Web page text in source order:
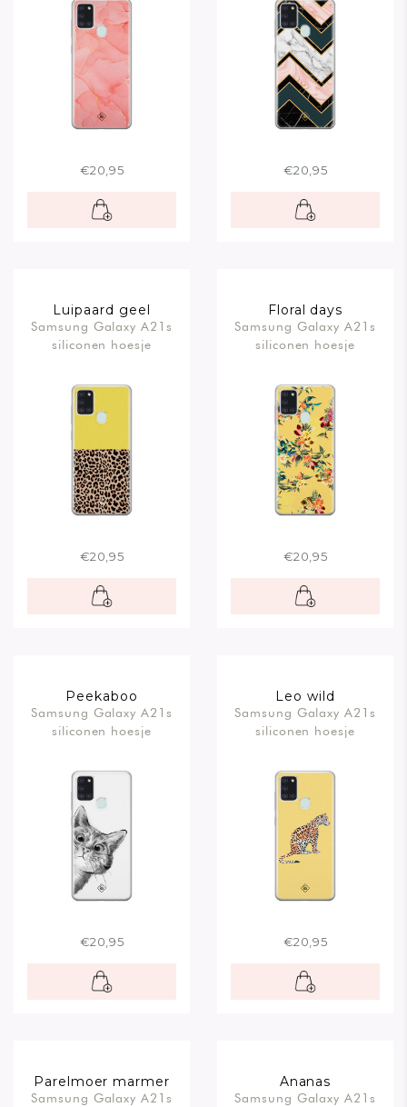
€20,95 €20,95
Luipaard geel
Samsung Galaxy A21s
siliconen hoesje
€20,95
Floral days
Samsung Galaxy A21s
siliconen hoesje
€20,95
Peekaboo
Samsung Galaxy A21s
siliconen hoesje
€20,95
Leo wild
Samsung Galaxy A21s
siliconen hoesje
€20,95
Parelmoer marmer
Samsung Galaxy A21s
Ananas
Samsung Galaxy A21s